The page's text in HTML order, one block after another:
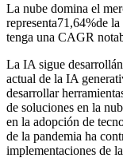
La nube domina el
representa71,64%de la
tenga una CAGR
La IA sigue
actual de la IA
desarrollar
de soluciones en la
en la adopción de
de la pandemia ha
implementaciones de